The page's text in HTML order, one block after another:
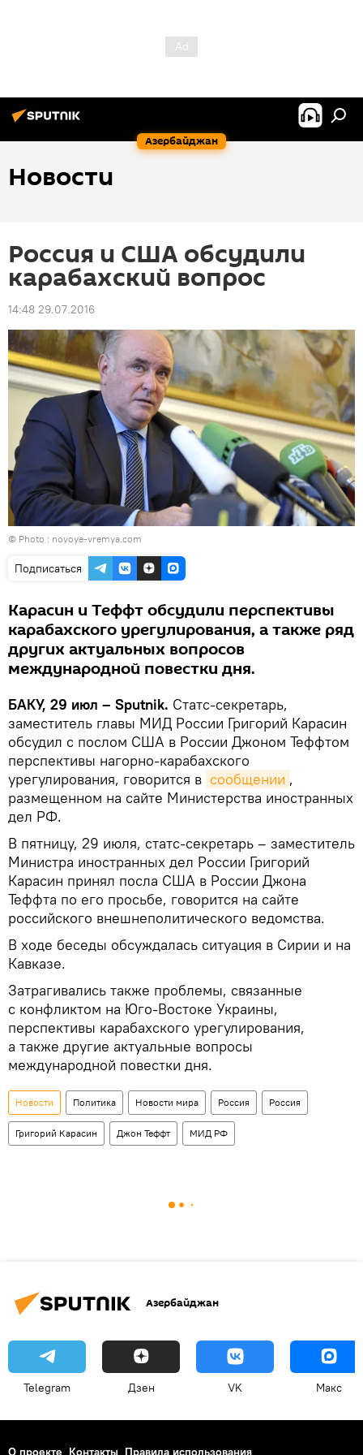
Азербайджан
Новости
Россия и США обсудили
карабахский вопрос
14:48 29.07.2016
© Photo : novoye-vremya.com
Подписаться
Карасин и Теффт обсудили перспективы
карабахского урегулирования, а также ряд
других актуальных вопросов
международной повестки дня.
БАКУ, 29 июл – Sputnik. Статс-секретарь,
заместитель главы МИД России Григорий Карасин
обсудил с послом США в России Джоном Теффтом
перспективы нагорно-карабахского
урегулирования, говорится в сообщении ,
размещенном на сайте Министерства иностранных
дел РФ.
В пятницу, 29 июля, статс-секретарь – заместитель
Министра иностранных дел России Григорий
Карасин принял посла США в России Джона
Теффта по его просьбе, говорится на сайте
российского внешнеполитического ведомства.
В ходе беседы обсуждалась ситуация в Сирии и на
Кавказе.
Затрагивались также проблемы, связанные
с конфликтом на Юго-Востоке Украины,
перспективы карабахского урегулирования,
а также другие актуальные вопросы
международной повестки дня.
Новости Политика Новости мира Россия Россия
Григорий Карасин Джон Теффт МИД РФ
Азербайджан
Telegram Дзен VK Макс
О проекте Контакты Правила использования